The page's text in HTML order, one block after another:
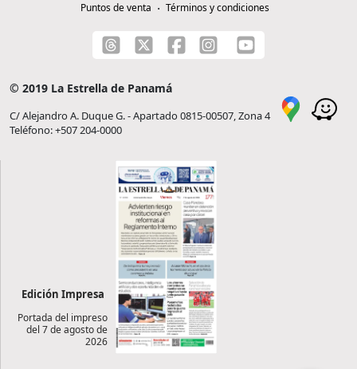
Puntos de venta
Términos y condiciones
© 2019 La Estrella de Panamá
C/ Alejandro A. Duque G. - Apartado 0815-00507, Zona 4
Teléfono: +507 204-0000
Edición Impresa
Portada del impreso
del 7 de agosto de
2026